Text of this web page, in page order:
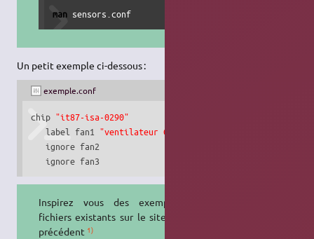
man sensors.conf
Un petit exemple ci-dessous :
exemple.conf
chip "it87-isa-0290"
   label fan1
"ventilateur CPU"
   ignore fan2
   ignore fan3
Inspirez vous des exemples de
fichiers existants sur le site du lien
précédent 1)